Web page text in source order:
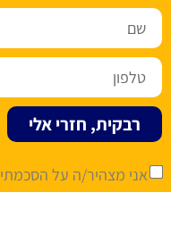
אני מצהיר/ה על הסכמתי
רבקית, חזרי אלי